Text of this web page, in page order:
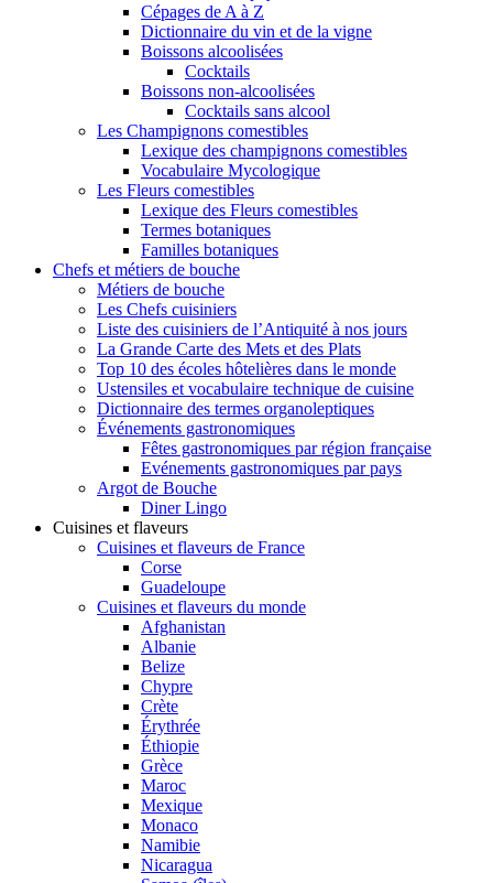
Cépages de A à Z
Dictionnaire du vin et de la vigne
Boissons alcoolisées
Cocktails
Boissons non-alcoolisées
Cocktails sans alcool
Les Champignons comestibles
Lexique des champignons comestibles
Vocabulaire Mycologique
Les Fleurs comestibles
Lexique des Fleurs comestibles
Termes botaniques
Familles botaniques
Chefs et métiers de bouche
Métiers de bouche
Les Chefs cuisiniers
Liste des cuisiniers de l’Antiquité à nos jours
La Grande Carte des Mets et des Plats
Top 10 des écoles hôtelières dans le monde
Ustensiles et vocabulaire technique de cuisine
Dictionnaire des termes organoleptiques
Événements gastronomiques
Fêtes gastronomiques par région française
Evénements gastronomiques par pays
Argot de Bouche
Diner Lingo
Cuisines et flaveurs
Cuisines et flaveurs de France
Corse
Guadeloupe
Cuisines et flaveurs du monde
Afghanistan
Albanie
Belize
Chypre
Crète
Érythrée
Éthiopie
Grèce
Maroc
Mexique
Monaco
Namibie
Nicaragua